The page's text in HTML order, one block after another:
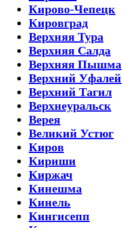
Кирово-Чепецк
Кировград
Верхняя Тура
Верхняя Салда
Верхняя Пышма
Верхний Уфалей
Верхний Тагил
Верхнеуральск
Верея
Великий Устюг
Киров
Кириши
Киржач
Кинешма
Кинель
Кингисепп